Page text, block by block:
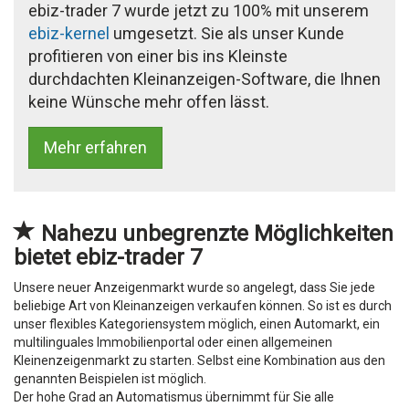
ebiz-trader 7 wurde jetzt zu 100% mit unserem
ebiz-kernel umgesetzt. Sie als unser Kunde
profitieren von einer bis ins Kleinste
durchdachten Kleinanzeigen-Software, die Ihnen
keine Wünsche mehr offen lässt.
Mehr erfahren
Nahezu unbegrenzte Möglichkeiten
bietet ebiz-trader 7
Unsere neuer Anzeigenmarkt wurde so angelegt, dass Sie jede
beliebige Art von Kleinanzeigen verkaufen können. So ist es durch
unser flexibles Kategoriensystem möglich, einen Automarkt, ein
multilinguales Immobilienportal oder einen allgemeinen
Kleinenzeigenmarkt zu starten. Selbst eine Kombination aus den
genannten Beispielen ist möglich.
Der hohe Grad an Automatismus übernimmt für Sie alle